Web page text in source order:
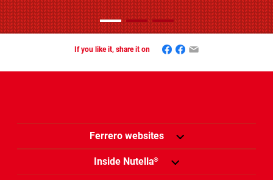
If you like it, share it on Facebook
Mastodon
Email
Ferrero websites
Inside Nutella®